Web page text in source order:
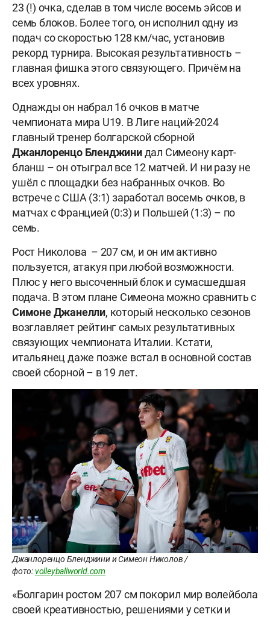
23 (!) очка, сделав в том числе восемь эйсов и
семь блоков. Более того, он исполнил одну из
подач со скоростью 128 км/час, установив
рекорд турнира. Высокая результативность –
главная фишка этого связующего. Причём на
всех уровнях.
Однажды он набрал 16 очков в матче
чемпионата мира U19. В Лиге наций-2024
главный тренер болгарской сборной
Джанлоренцо Бленджинидал Симеону карт-
бланш – он отыграл все 12 матчей. И ни разу не
ушёл с площадки без набранных очков. Во
встрече с США (3:1) заработал восемь очков, в
матчах с Францией (0:3) и Польшей (1:3) – по
семь.
Рост Николова – 207 см, и он им активно
пользуется, атакуя при любой возможности.
Плюс у него высоченный блок и сумасшедшая
подача. В этом плане Симеона можно сравнить с
Симоне Джанелли, который несколько сезонов
возглавляет рейтинг самых результативных
связующих чемпионата Италии. Кстати,
итальянец даже позже встал в основной состав
своей сборной – в 19 лет.
Джанлоренцо Бленджини и Симеон Николов /
фото:volleyballworld.com
«Болгарин ростом 207 см покорил мир волейбола
своей креативностью, решениями у сетки и